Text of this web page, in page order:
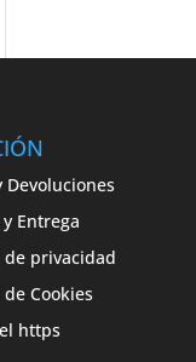
Devoluciones
Entrega
de privacidad
Cookies
https